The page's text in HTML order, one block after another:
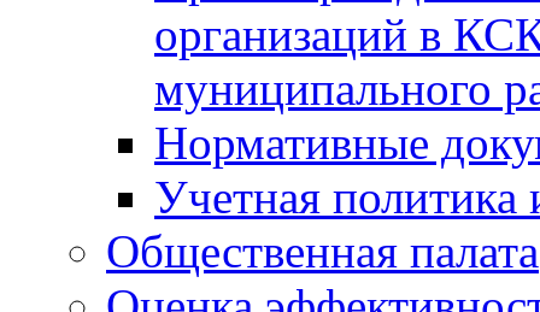
организаций в
муниципального
Нормативные
Учетная политика
Общественная палата